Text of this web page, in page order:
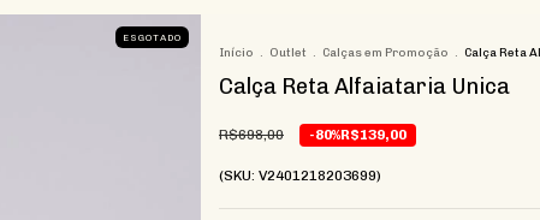
ESGOTADO
Início . Outlet . Calças em Promoção . Calça Reta
Calça Reta Alfaiataria Unica
R$698,00 -80%R$139,00
(SKU: V2401218203699)